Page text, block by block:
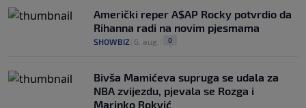
Američki reper A$AP Rocky potvrdio da
Rihanna radi na novim pjesmama
SHOWBIZ 6. aug. 0
Bivša Mamićeva supruga se udala za
NBA zvijezdu, pjevala se Rozga i
Marinko Rokvić